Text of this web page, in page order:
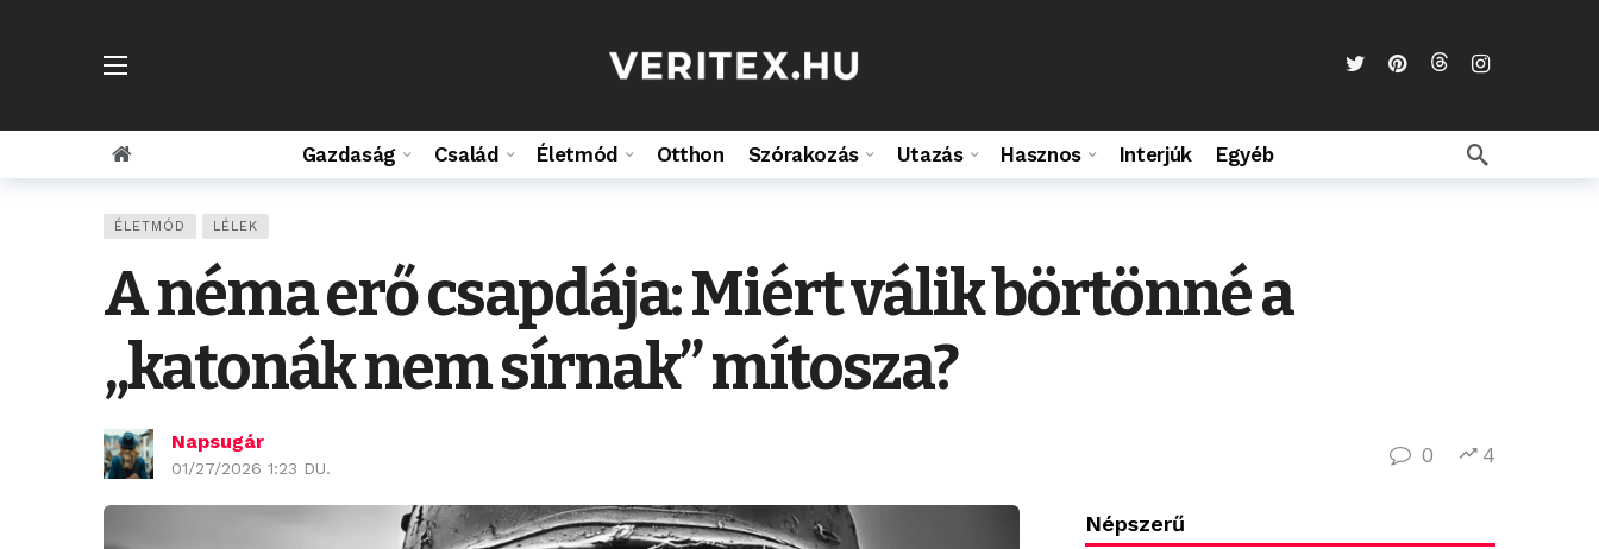
Gazdaság Család Életmód Otthon Szórakozás Utazás Hasznos Interjúk Egyéb
ÉLETMÓD LÉLEK
A néma erő csapdája: Miért válik börtönné a
„katonák nem sírnak” mítosza?
Napsugár
01/27/2026 1:23 DU.
0 4
Népszerű